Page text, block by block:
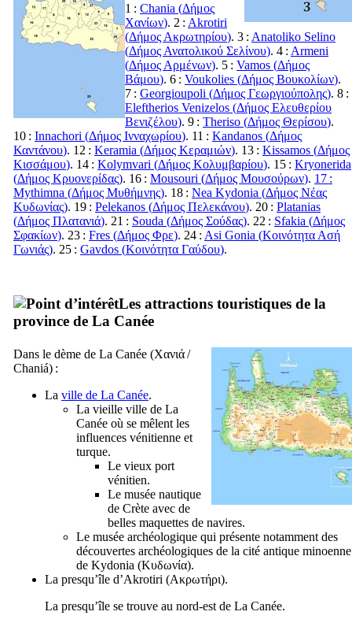
1 : Chania (Δήμος
Χανίων). 2 : Akrotiri
(Δήμος Ακρωτηρίου). 3 : Anatoliko Selino
(Δήμος Ανατολικού Σελίνου). 4 : Armeni
(Δήμος Αρμένων). 5 : Vamos (Δήμος
Βάμου). 6 : Voukolies (Δήμος Βουκολίων).
7 : Georgioupoli (Δήμος Γεωργιούπολης). 8 :
Eleftherios Venizelos (Δήμος Ελευθερίου
Βενιζέλου). 9 : Theriso (Δήμος Θερίσου).
10 : Innachori (Δήμος Ινναχωρίου). 11 : Kandanos (Δήμος
Καντάνου). 12 : Keramia (Δήμος Κεραμιών). 13 : Kissamos (Δήμος
Κισσάμου). 14 : Kolymvari (Δήμος Κολυμβαρίου). 15 : Kryonerida
(Δήμος Κρυονερίδας). 16 : Mousouri (Δήμος Μουσούρων). 17 :
Mythimna (Δήμος Μυθήμνης). 18 : Nea Kydonia (Δήμος Νέας
Κυδωνίας). 19 : Pelekanos (Δήμος Πελεκάνου). 20 : Platanias
(Δήμος Πλατανιά). 21 : Souda (Δήμος Σούδας). 22 : Sfakia (Δήμος
Σφακίων). 23 : Fres (Δήμος Φρε). 24 : Asi Gonia (Κοινότητα Ασή
Γωνιάς). 25 : Gavdos (Κοινότητα Γαύδου).
Les attractions touristiques de la
province de La Canée
Dans le dème de La Canée (Χανιά/
Chaniá) :
La ville de La Canée.
La vieille ville de La
Canée où se mêlent les
influences vénitienne et
turque.
Le vieux port
vénitien.
Le musée nautique
de Crète avec de
belles maquettes de navires.
Le musée archéologique qui présente notamment des
découvertes archéologiques de la cité antique minoenne
de Kydonia (Κυδωνία).
La presqu’île d’Akrotiri (Ακρωτήρι).
La presqu’île se trouve au nord-est de La Canée.